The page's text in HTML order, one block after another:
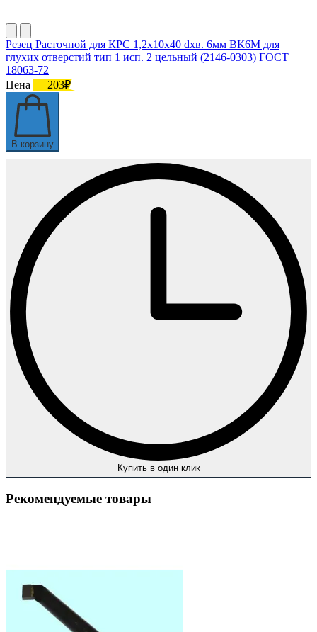
Резец Расточной для КРС 1,2х10х40 dхв. 6мм ВК6М для
глухих отверстий тип 1 исп. 2 цельный (2146-0303) ГОСТ
18063-72
Цена
203₽
В корзину
Купить в один клик
Рекомендуемые товары